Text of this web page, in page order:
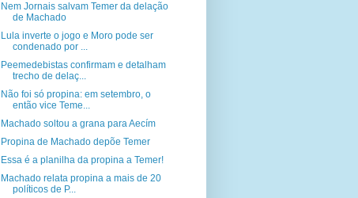
Nem Jornais salvam Temer da delação
de Machado
Lula inverte o jogo e Moro pode ser
condenado por ...
Peemedebistas confirmam e detalham
trecho de delaç...
Não foi só propina: em setembro, o
então vice Teme...
Machado soltou a grana para Aecím
Propina de Machado depõe Temer
Essa é a planilha da propina a Temer!
Machado relata propina a mais de 20
políticos de P...